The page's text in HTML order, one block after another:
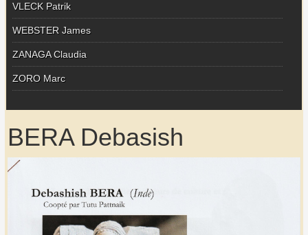
VLECK Patrik
WEBSTER James
ZANAGA Claudia
ZORO Marc
BERA Debasish